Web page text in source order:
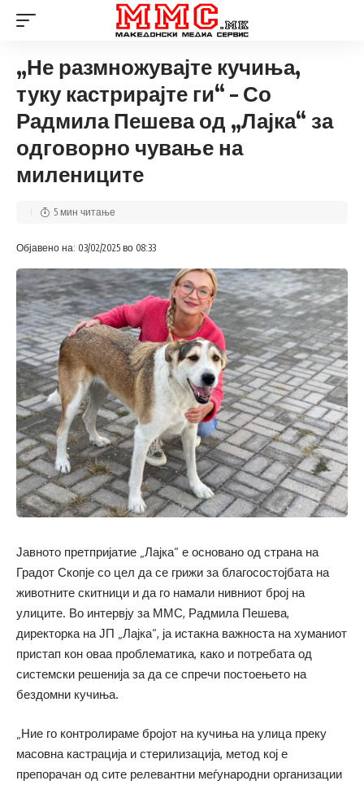
„Не размножувајте кучиња,
туку кастрирајте ги“ – Со
Радмила Пешева од „Лајка“ за
одговорно чување на
милениците
Објавено на: 03/02/2025 во 08:33
5 мин читање
Јавното претпријатие „Лајка“ е основано од страна на
Градот Скопје со цел да се грижи за благосостојбата на
животните скитници и да го намали нивниот број на
улиците. Во интервју за ММС, Радмила Пешева,
директорка на ЈП „Лајка“, ја истакна важноста на хуманиот
пристап кон оваа проблематика, како и потребата од
системски решенија за да се спречи постоењето на
бездомни кучиња.
„Ние го контролираме бројот на кучиња на улица преку
масовна кастрација и стерилизација, метод кој е
препорачан од сите релевантни меѓународни организации